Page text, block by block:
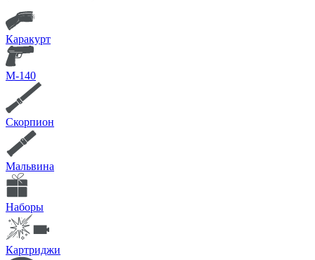
Каракурт
М-140
Скорпион
Мальвина
Наборы
Картриджи